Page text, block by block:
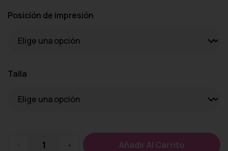
Posición de impresión
Talla
- + Añadir Al Carrito